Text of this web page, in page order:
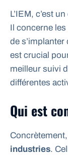
L’IEM, c’est
Il concerne
de
est crucial
meilleur suivi
différentes
Qui est
industries.